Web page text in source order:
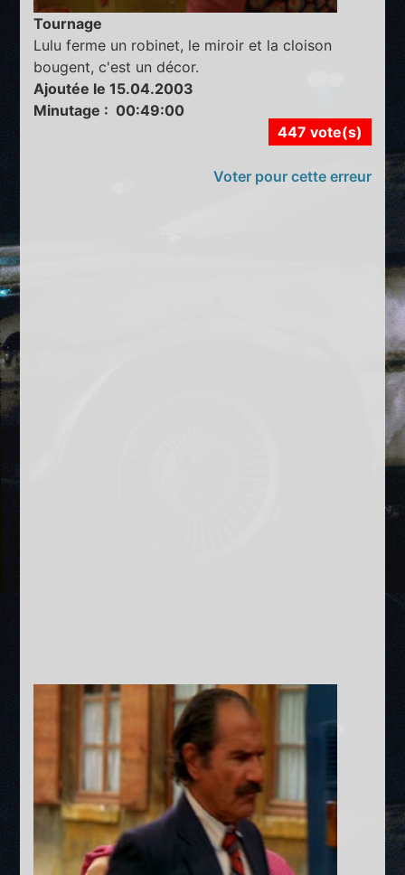
Tournage
Lulu ferme un robinet, le miroir et la cloison
bougent, c'est un décor.
Ajoutée le 15.04.2003
Minutage : 00:49:00
447 vote(s)
Voter pour cette erreur